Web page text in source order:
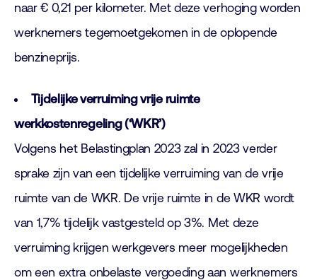
naar € 0,21 per kilometer. Met deze verhoging worden
werknemers tegemoetgekomen in de oplopende
benzineprijs.
Tijdelijke verruiming vrije ruimte
werkkostenregeling (‘WKR’)
Volgens het Belastingplan 2023 zal in 2023 verder
sprake zijn van een tijdelijke verruiming van de vrije
ruimte van de WKR. De vrije ruimte in de WKR wordt
van 1,7% tijdelijk vastgesteld op 3%. Met deze
verruiming krijgen werkgevers meer mogelijkheden
om een extra onbelaste vergoeding aan werknemers